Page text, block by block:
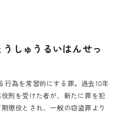
しゅうるいはんせっ
行為を常習的にする罪。過去10年
刑を受けた者が、新たに罪を犯
懲役とされ、一般の窃盗罪より